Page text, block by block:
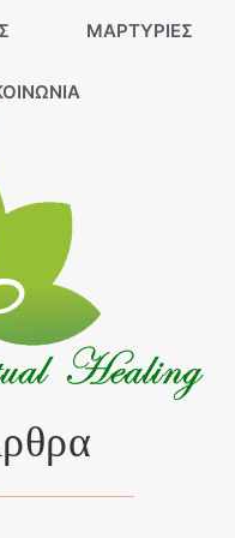
ΜΑΡΤΥΡΊΕΣ